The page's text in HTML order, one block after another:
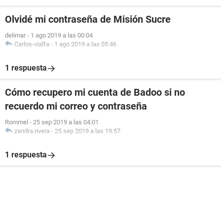
Olvidé mi contraseña de Misión Sucre
delimar - 1 ago 2019 a las 00:04
Carlos-vialfa - 1 ago 2019 a las 05:46
1 respuesta
Cómo recupero mi cuenta de Badoo si no
recuerdo mi correo y contraseña
Rommel - 25 sep 2019 a las 04:01
zandra.rivera - 25 sep 2019 a las 19:57
1 respuesta